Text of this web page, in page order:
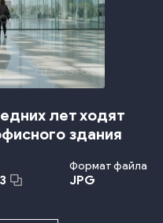
лет ходят
здания
Формат файла
JPG